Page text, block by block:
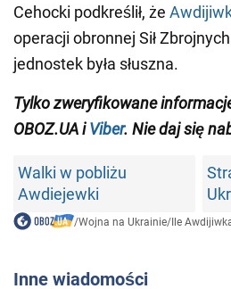
Cehocki podkreślił, że
operacji obronnej Sił
jednostek była słuszna.
Tylkozweryfikowane
OBOZ.UA iViber. Nie daj się
Walki w pobliżu
Awdiejewki
/Wojna na Ukrainie/Ile
Inne wiadomości